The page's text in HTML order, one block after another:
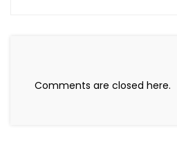
Comments are closed here.